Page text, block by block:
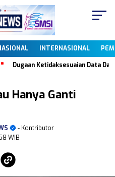
INTERNASIONAL
Ketidaksesuaian Data Dapodik,
Hanya Ganti
- Kontributor
WIB